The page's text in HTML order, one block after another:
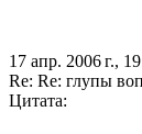
17 апр. 2006 г.,
Re: Re: глупы
Цитата: